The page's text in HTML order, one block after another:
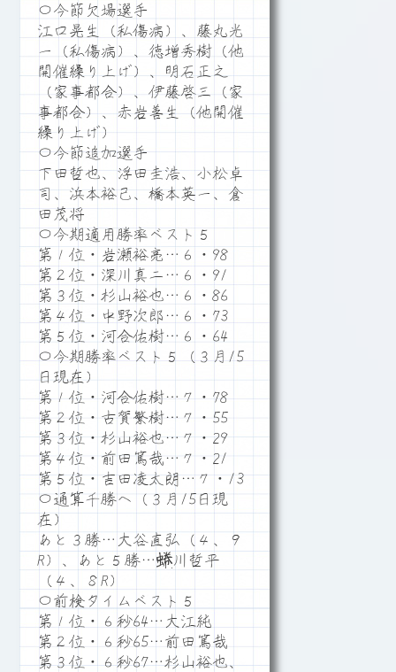
〇今節欠場選手
江口晃生（私傷病）、藤丸光
一（私傷病）、徳増秀樹（他
開催繰り上げ）、明石正之
（家事都合）、伊藤啓三（家
事都合）、赤岩善生（他開催
繰り上げ）
〇今節追加選手
下田哲也、浮田圭浩、小松卓
司、浜本裕己、橋本英一、倉
田茂将
〇今期適用勝率ベスト５
第１位・岩瀬裕亮…６・98
第２位・深川真二…６・91
第３位・杉山裕也…６・86
第４位・中野次郎…６・73
第５位・河合佑樹…６・64
〇今期勝率ベスト５（３月15
日現在）
第１位・河合佑樹…７・78
第２位・古賀繁樹…７・55
第３位・杉山裕也…７・29
第４位・前田篤哉…７・21
第５位・吉田凌太朗…７・13
〇通算千勝へ（３月15日現
在）
あと３勝…大谷直弘（４、９
R）、あと５勝…蜷川哲平
（４、８R）
〇前検タイムベスト５
第１位・６秒64…大江純
第２位・６秒65…前田篤哉
第３位・６秒67…杉山裕也、